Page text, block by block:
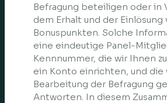
Befragung beteiligen oder in
dem Erhalt und der Einlösung
Bonuspunkten. Solche
eine eindeutige Panel-
Kennnummer, die wir Ihnen
ein Konto einrichten, und
Bearbeitung der Befragung
Antworten. In diesem